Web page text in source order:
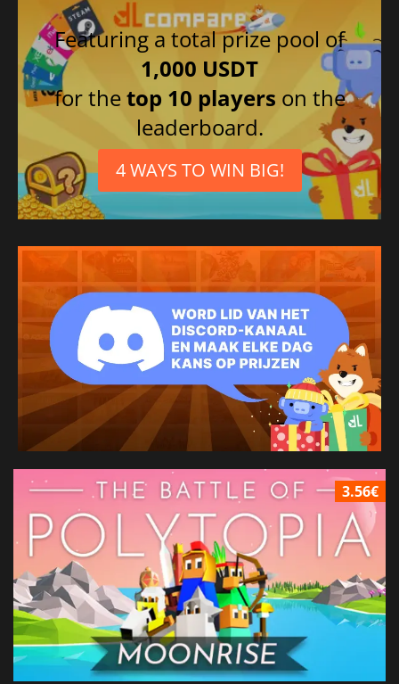
Featuring a total prize pool of
1,000 USDT
for thetop 10 players on the
leaderboard.
4 WAYS TO WIN BIG!
3.56€